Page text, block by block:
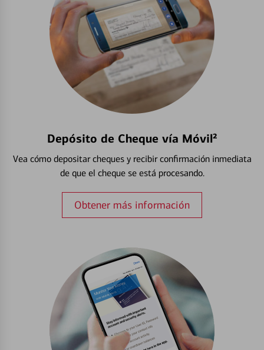
Depósito de Cheque vía Móvil²
Vea cómo depositar cheques y recibir confirmación inmediata
de que el cheque se está procesando.
Obtener más información